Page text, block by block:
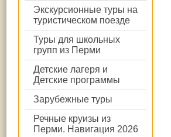
Экскурсионные туры на
туристическом поезде
Туры для школьных
групп из Перми
Детские лагеря и
Детские программы
Зарубежные туры
Речные круизы из
Перми. Навигация 2026